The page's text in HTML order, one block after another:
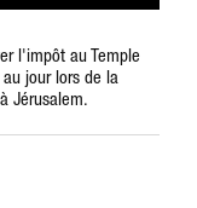
l'impôt au Temple
jour lors de la
Jérusalem.